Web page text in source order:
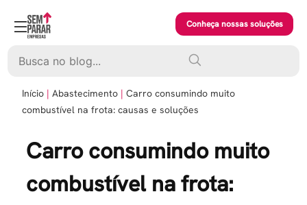
content
Conheça nossas soluções
Início Abastecimento
Carro consumindo muito
combustível na frota: causas e soluções
Carro consumindo muito
combustível na frota: